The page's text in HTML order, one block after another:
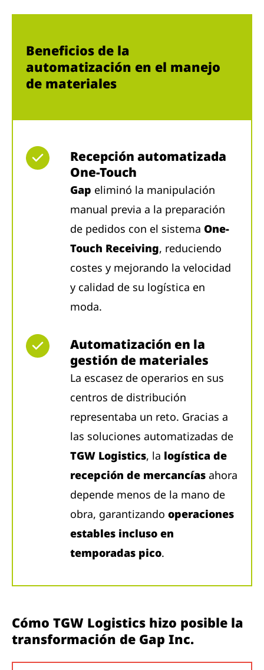
Beneficios de la
automatización en el manejo
de materiales
Recepción automatizada
One-Touch
Gap eliminó la manipulación
manual previa a la preparación
de pedidos con el sistema One-
Touch Receiving, reduciendo
costes y mejorando la velocidad
y calidad de su logística en
moda.
Automatización en la
gestión de materiales
La escasez de operarios en sus
centros de distribución
representaba un reto. Gracias a
las soluciones automatizadas de
TGW Logistics, la logística de
recepción de mercancías ahora
depende menos de la mano de
obra, garantizando operaciones
estables incluso en
temporadas pico.
Cómo TGW Logistics hizo posible la
transformación de Gap Inc.